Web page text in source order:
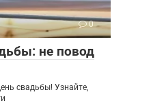
0
не повод
свадьбы! Узнайте,